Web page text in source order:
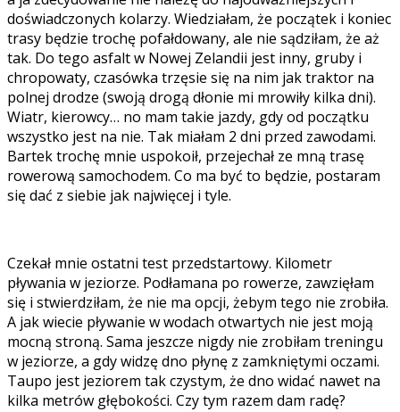
doświadczonych kolarzy. Wiedziałam, że początek i koniec
trasy będzie trochę pofałdowany, ale nie sądziłam, że aż
tak. Do tego asfalt w Nowej Zelandii jest inny, gruby i
chropowaty, czasówka trzęsie się na nim jak traktor na
polnej drodze (swoją drogą dłonie mi mrowiły kilka dni).
Wiatr, kierowcy… no mam takie jazdy, gdy od początku
wszystko jest na nie. Tak miałam 2 dni przed zawodami.
Bartek trochę mnie uspokoił, przejechał ze mną trasę
rowerową samochodem. Co ma być to będzie, postaram
się dać z siebie jak najwięcej i tyle.
Czekał mnie ostatni test przedstartowy. Kilometr
pływania w jeziorze. Podłamana po rowerze, zawzięłam
się i stwierdziłam, że nie ma opcji, żebym tego nie zrobiła.
A jak wiecie pływanie w wodach otwartych nie jest moją
mocną stroną. Sama jeszcze nigdy nie zrobiłam treningu
w jeziorze, a gdy widzę dno płynę z zamkniętymi oczami.
Taupo jest jeziorem tak czystym, że dno widać nawet na
kilka metrów głębokości. Czy tym razem dam radę?